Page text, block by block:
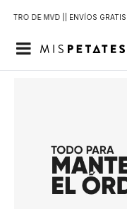
DE MVD | | ENVÍOS GRATIS
